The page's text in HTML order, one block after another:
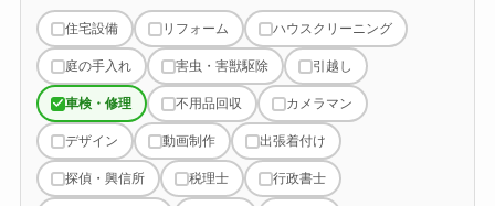
住宅設備 リフォーム ハウスクリーニング
庭の手入れ 害虫・害獣駆除 引越し
車検・修理 不用品回収 カメラマン
デザイン 動画制作 出張着付け
探偵・興信所 税理士 行政書士